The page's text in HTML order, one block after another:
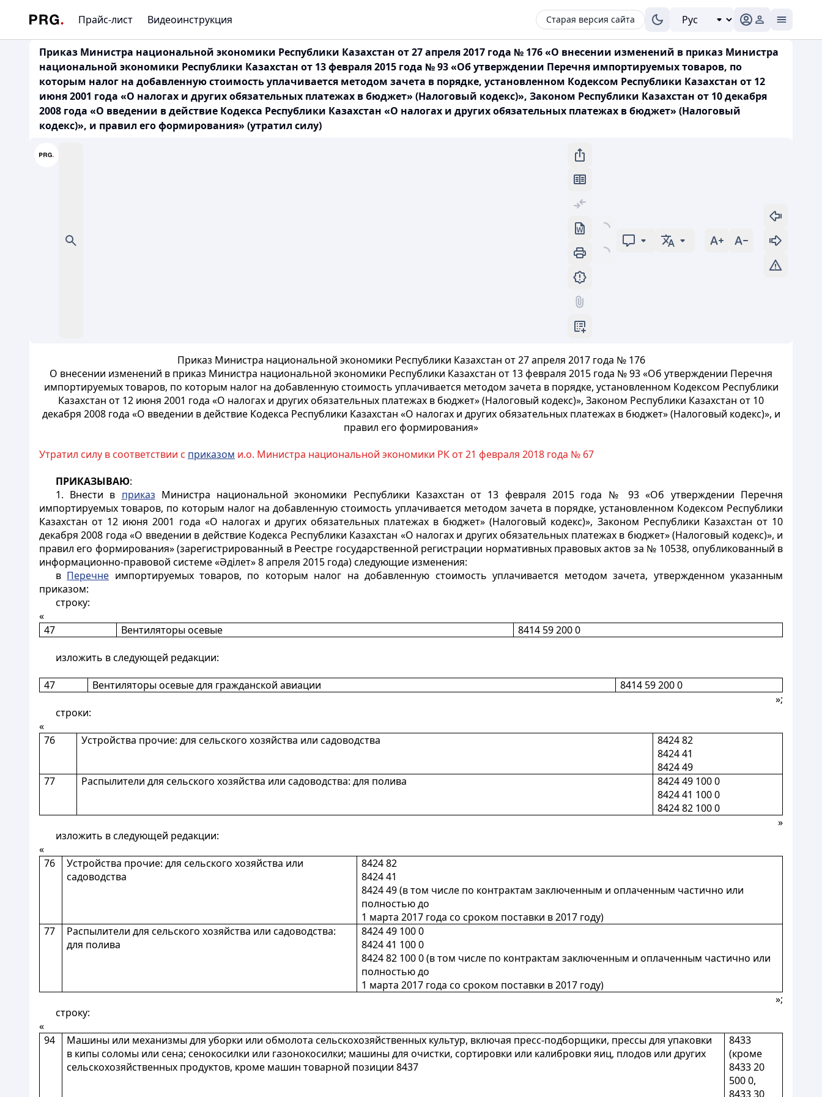
Прайс-лист Видеоинструкция Старая версия сайта
Приказ Министра национальной экономики Республики Казахстан от 27 апреля 2017 года № 176 «О внесении изменений в приказ Министра
национальной экономики Республики Казахстан от 13 февраля 2015 года № 93 «Об утверждении Перечня импортируемых товаров, по
которым налог на добавленную стоимость уплачивается методом зачета в порядке, установленном Кодексом Республики Казахстан от 12
июня 2001 года «О налогах и других обязательных платежах в бюджет» (Налоговый кодекс)», Законом Республики Казахстан от 10 декабря
2008 года «О введении в действие Кодекса Республики Казахстан «О налогах и других обязательных платежах в бюджет» (Налоговый
кодекс)», и правил его формирования» (утратил силу)
Приказ Министра национальной экономики Республики Казахстан от 27 апреля 2017 года № 176
О внесении изменений в приказ Министра национальной экономики Республики Казахстан от 13 февраля 2015 года № 93 «Об утверждении Перечня
импортируемых товаров, по которым налог на добавленную стоимость уплачивается методом зачета в порядке, установленном Кодексом Республики
Казахстан от 12 июня 2001 года «О налогах и других обязательных платежах в бюджет» (Налоговый кодекс)», Законом Республики Казахстан от 10
декабря 2008 года «О введении в действие Кодекса Республики Казахстан «О налогах и других обязательных платежах в бюджет» (Налоговый кодекс)», и
правил его формирования»
Утратил силу в соответствии с приказом и.о. Министра национальной экономики РК от 21 февраля 2018 года № 67
ПРИКАЗЫВАЮ:
1. Внести в приказ Министра национальной экономики Республики Казахстан от 13 февраля 2015 года № 93 «Об утверждении Перечня
импортируемых товаров, по которым налог на добавленную стоимость уплачивается методом зачета в порядке, установленном Кодексом Республики
Казахстан от 12 июня 2001 года «О налогах и других обязательных платежах в бюджет» (Налоговый кодекс)», Законом Республики Казахстан от 10
декабря 2008 года «О введении в действие Кодекса Республики Казахстан «О налогах и других обязательных платежах в бюджет» (Налоговый кодекс)», и
правил его формирования» (зарегистрированный в Реестре государственной регистрации нормативных правовых актов за № 10538, опубликованный в
информационно-правовой системе «Әділет» 8 апреля 2015 года) следующие изменения:
в Перечне импортируемых товаров, по которым налог на добавленную стоимость уплачивается методом зачета, утвержденном указанным
приказом:
строку:
«
47
Вентиляторы осевые 8414 59 200 0
изложить в следующей редакции:
47 Вентиляторы осевые для гражданской авиации
8414 59 200 0
»;
строки:
«
76
Устройства прочие: для сельского хозяйства или садоводства
8424 82
8424 41
8424 49
77
Распылители для сельского хозяйства или садоводства: для полива
8424 49 100 0
8424 41 100 0
8424 82 100 0
»
изложить в следующей редакции:
«
76
Устройства прочие: для сельского хозяйства или
садоводства
8424 82
8424 41
8424 49 (в том числе по контрактам заключенным и оплаченным частично или
полностью до
1 марта 2017 года со сроком поставки в 2017 году)
77
Распылители для сельского хозяйства или садоводства:
для полива
8424 49 100 0
8424 41 100 0
8424 82 100 0 (в том числе по контрактам заключенным и оплаченным частично или
полностью до
1 марта 2017 года со сроком поставки в 2017 году)
»;
строку:
«
94
Машины или механизмы для уборки или обмолота сельскохозяйственных культур, включая пресс-подборщики, прессы для упаковки
в кипы соломы или сена; сенокосилки или газонокосилки; машины для очистки, сортировки или калибровки яиц, плодов или других
сельскохозяйственных продуктов, кроме машин товарной позиции 8437
8433
(кроме
8433 20
500 0,
8433 30